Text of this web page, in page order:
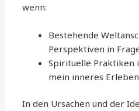
wenn:
Bestehende
Perspektiven in
Spirituelle Praktiken
mein inneres
In den Ursachen und der